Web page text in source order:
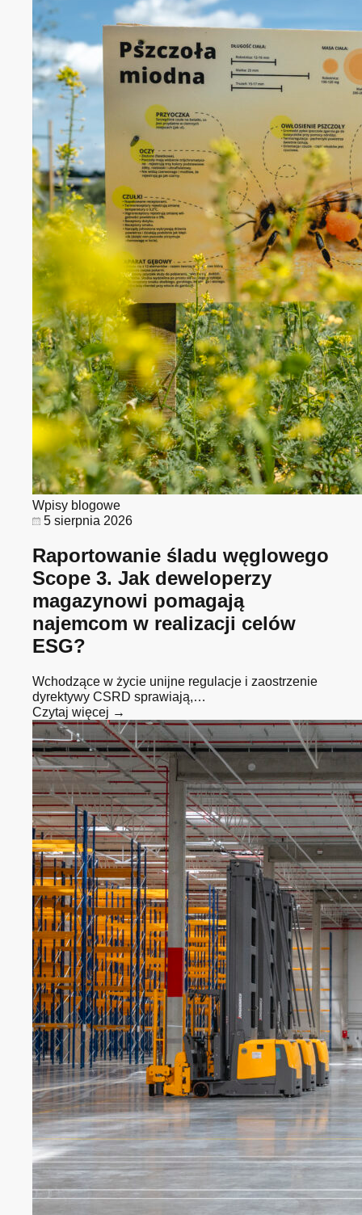
Wpisy blogowe
5 sierpnia 2026
Raportowanie śladu węglowego
Scope 3. Jak deweloperzy
magazynowi pomagają
najemcom w realizacji celów
ESG?
Wchodzące w życie unijne regulacje i zaostrzenie
dyrektywy CSRD sprawiają,…
Czytaj więcej →